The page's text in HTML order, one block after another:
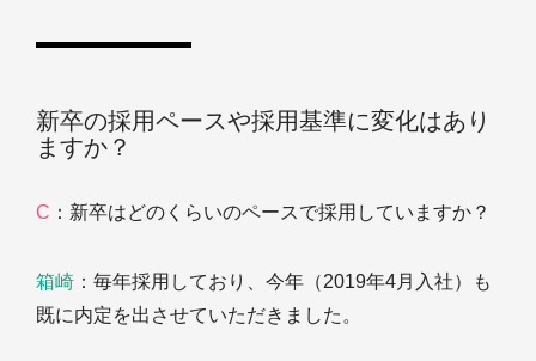
新卒の採用ペースや採用基準に変化はあり
ますか？
C ：新卒はどのくらいのペースで採用していますか？
箱崎 ：毎年採用しており、今年（2019年4月入社）も
既に内定を出させていただきました。